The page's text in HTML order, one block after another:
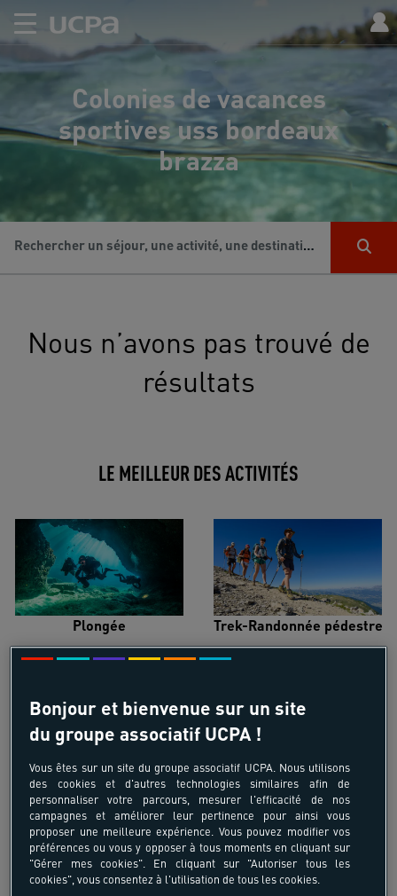
Colonies de vacances
sportives uss bordeaux
brazza
Rechercher un séjour, une activité, une destination...
Nous n’avons pas trouvé de
résultats
LE MEILLEUR DES ACTIVITÉS
Plongée Trek-Randonnée pédestre
Croisière voilier Alpinisme
Bonjour et bienvenue sur un site
du groupe associatif UCPA !
Vous êtes sur un site du groupe associatif UCPA. Nous utilisons
des cookies et d'autres technologies similaires afin de
personnaliser votre parcours, mesurer l'efficacité de nos
campagnes et améliorer leur pertinence pour ainsi vous
proposer une meilleure expérience. Vous pouvez modifier vos
préférences ou vous y opposer à tous moments en cliquant sur
"Gérer mes cookies". En cliquant sur "Autoriser tous les
cookies", vous consentez à l'utilisation de tous les cookies.